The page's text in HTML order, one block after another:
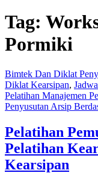
Tag:
Pormiki
Bimtek Dan Diklat
Diklat Kearsipan,
Pelatihan Manajemen
Penyusutan Arsip
Pelatihan
Pelatihan
Kearsipan